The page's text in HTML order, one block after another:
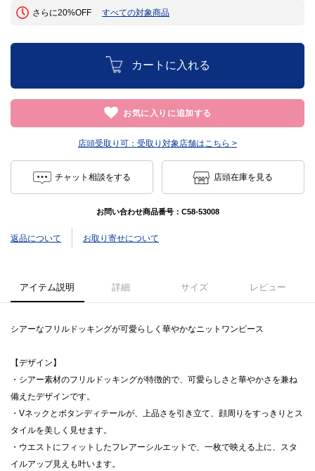
さらに20%OFF すべての対象商品
カートに入れる
お気に入りに追加する
店頭受取り可： 受取り対象店舗はこちら >
チャット相談をする 店頭在庫を見る
お問い合わせ商品番号： C58-53008
返品について お取り寄せについて
アイテム説明 詳細 サイズ レビュー
シアーなフリルドッキングが可愛らしく華やかなニットワンピース
【デザイン】
・シアー素材のフリルドッキングが特徴的で、可愛らしさと華やかさを兼ね
備えたデザインです。
・Vネックとボタンディテールが、上品さを引き立て、顔周りをすっきりとス
タイルを美しく見せます。
・ウエストにフィットしたフレアーシルエットで、一枚で映える上に、スタ
イルアップ見えも叶います。